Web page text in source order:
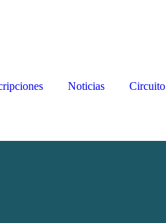
Noticias Circuito